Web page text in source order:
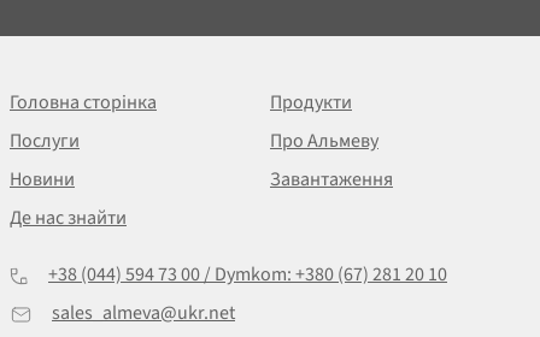
Головна сторінка
Продукти
Послуги
Про Альмеву
Новини
Завантаження
Де нас знайти
+38 (044) 594 73 00 / Dymkom: +380 (67) 281 20 10
sales_almeva@ukr.net